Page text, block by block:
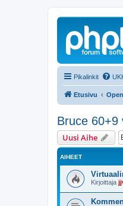
Pikalinkit
Etusivu
Bruce 60+9
Uusi Aihe
AIHEET
Kirjoittaja